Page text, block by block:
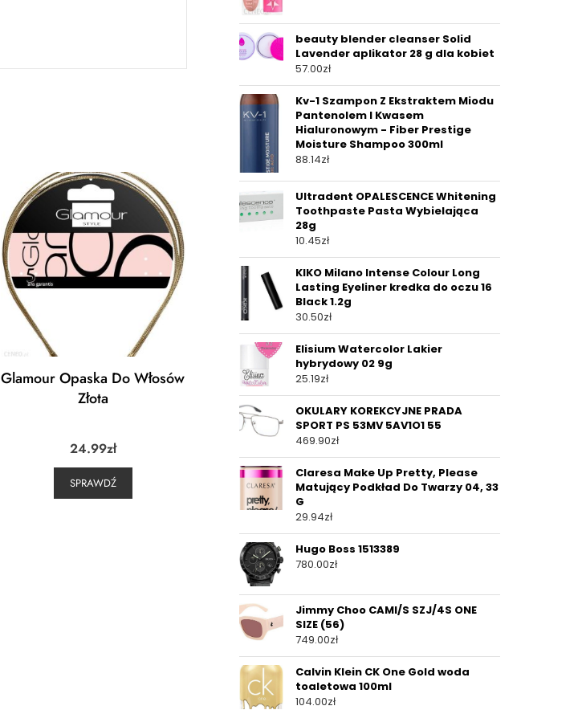
Glamour Opaska Do Włosów
Złota
24.99zł
SPRAWDŹ
beauty blender cleanser Solid
Lavender aplikator 28 g dla kobiet
57.00zł
Kv-1 Szampon Z Ekstraktem Miodu
Pantenolem I Kwasem
Hialuronowym - Fiber Prestige
Moisture Shampoo 300ml
88.14zł
Ultradent OPALESCENCE Whitening
Toothpaste Pasta Wybielająca
28g
10.45zł
KIKO Milano Intense Colour Long
Lasting Eyeliner kredka do oczu 16
Black 1.2g
30.50zł
Elisium Watercolor Lakier
hybrydowy 02 9g
25.19zł
OKULARY KOREKCYJNE PRADA
SPORT PS 53MV 5AV1O1 55
469.90zł
Claresa Make Up Pretty, Please
Matujący Podkład Do Twarzy 04, 33
G
29.94zł
Hugo Boss 1513389
780.00zł
Jimmy Choo CAMI/S SZJ/4S ONE
SIZE (56)
749.00zł
Calvin Klein CK One Gold woda
toaletowa 100ml
104.00zł